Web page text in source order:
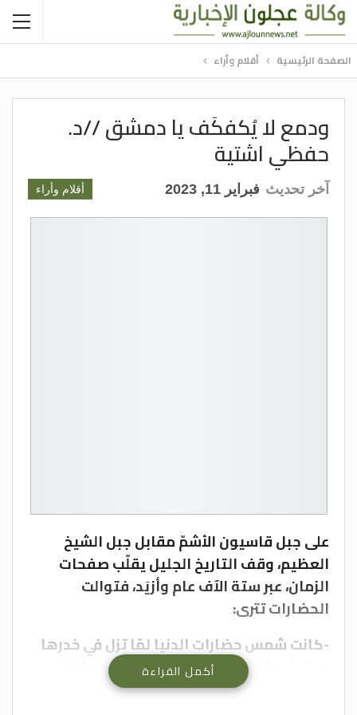
الصفحة الرئيسية أقلام وأراء
ودمع لا يُكفكَف يا دمشق //د.
حفظي اشتية
أقلام وأراء آخر تحديث فبراير 11, 2023
على جبل قاسيون الأشمّ مقابل جبل الشيخ
العظيم، وقف التاريخ الجليل يقلّب صفحات
الزمان، عبر ستة الآف عام وأزيَد، فتوالت
الحضارات تترى:
-كانت شمس حضارات الدنيا لمّا تزل في خدرها
بعدُ عندما نبغت حضارة كيش في سوريا في
الألف الرابع قبل الميلاد، ثم انتقلت إلى العراق
أكمل القراءة